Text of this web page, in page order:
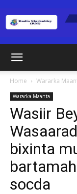
Home Wararka
Wararka Maanta
Wasiir
bixinta
socda